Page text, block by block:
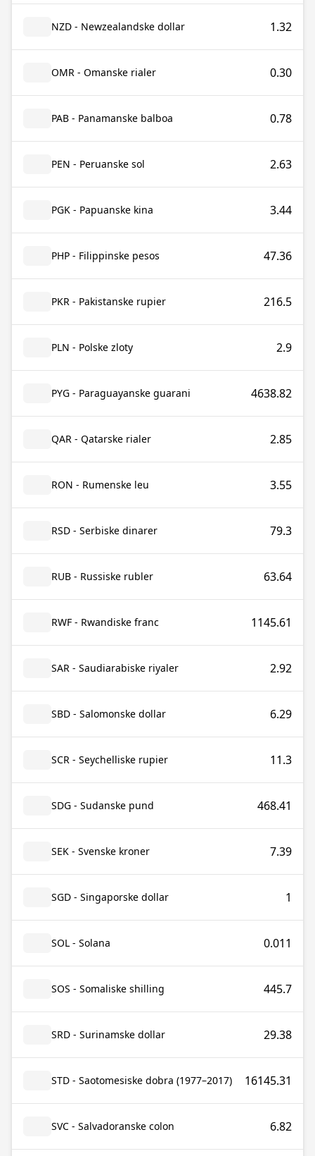
NZD - Newzealandske dollar 1.32
OMR - Omanske rialer 0.30
PAB - Panamanske balboa 0.78
PEN - Peruanske sol 2.63
PGK - Papuanske kina 3.44
PHP - Filippinske pesos 47.36
PKR - Pakistanske rupier 216.5
PLN - Polske zloty 2.9
PYG - Paraguayanske guarani 4638.82
QAR - Qatarske rialer 2.85
RON - Rumenske leu 3.55
RSD - Serbiske dinarer 79.3
RUB - Russiske rubler 63.64
RWF - Rwandiske franc 1145.61
SAR - Saudiarabiske riyaler 2.92
SBD - Salomonske dollar 6.29
SCR - Seychelliske rupier 11.3
SDG - Sudanske pund 468.41
SEK - Svenske kroner 7.39
SGD - Singaporske dollar 1
SOL - Solana 0.011
SOS - Somaliske shilling 445.7
SRD - Surinamske dollar 29.38
STD - Saotomesiske dobra (1977–2017) 16145.31
SVC - Salvadoranske colon 6.82